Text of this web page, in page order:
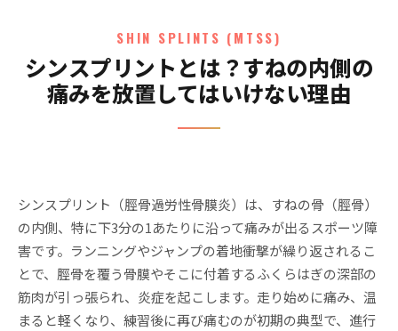
SHIN SPLINTS (MTSS)
シンスプリントとは？すねの内側の
痛みを放置してはいけない理由
シンスプリント（脛骨過労性骨膜炎）は、すねの骨（脛骨）
の内側、特に下3分の1あたりに沿って痛みが出るスポーツ障
害です。ランニングやジャンプの着地衝撃が繰り返されるこ
とで、脛骨を覆う骨膜やそこに付着するふくらはぎの深部の
筋肉が引っ張られ、炎症を起こします。走り始めに痛み、温
まると軽くなり、練習後に再び痛むのが初期の典型で、進行